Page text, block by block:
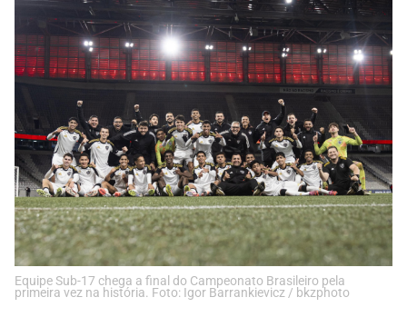
Equipe Sub-17 chega a final do Campeonato Brasileiro pela
primeira vez na história. Foto: Igor Barrankievicz / bkzphoto